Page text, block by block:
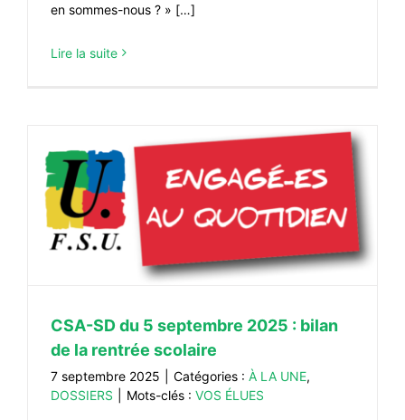
en sommes-nous ? » […]
Lire la suite
CSA-SD du 5 septembre 2025 : bilan
de la rentrée scolaire
7 septembre 2025 Catégories : À LA UNE,
DOSSIERS
Mots-clés : VOS ÉLUES